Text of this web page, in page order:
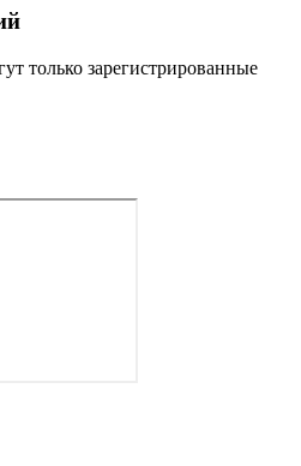
только зарегистрированные